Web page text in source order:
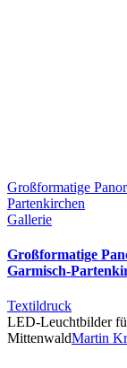
Großformatige
Partenkirchen
Gallerie
Großformatige
Garmisch-
Textildruck
LED-Leuchtbilder
MittenwaldMartin